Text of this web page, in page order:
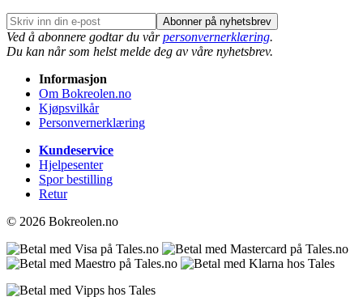
Abonner på nyhetsbrev
Ved å abonnere godtar du vårpersonvernerklæring.
Du kan når som helst melde deg av våre nyhetsbrev.
Informasjon
Om Bokreolen.no
Kjøpsvilkår
Personvernerklæring
Kundeservice
Hjelpesenter
Spor bestilling
Retur
© 2026 Bokreolen.no